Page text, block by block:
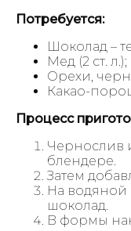
Потребуется:
Шоколад –
Мед (2 ст. л.);
Орехи,
Какао-
Процесс
Чернослив
блендере.
Затем
На водяной
шоколад.
В формы